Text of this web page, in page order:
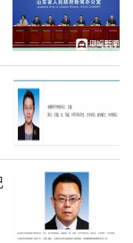
审慎态度，7
提升，但8月
落，9月300
、上海、杭
价。
重点城市已
上海起始价
元，成都、杭